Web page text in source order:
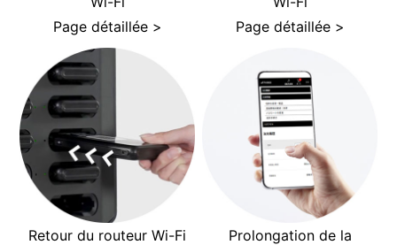
Page détaillée >
Page détaillée >
Retour du routeur Wi-Fi
Prolongation de la